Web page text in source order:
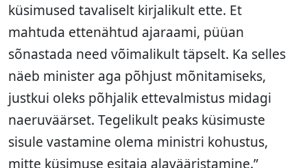
küsimused tavaliselt kirjalikult ette. Et
mahtuda ettenähtud ajaraami, püüan
sõnastada need võimalikult täpselt. Ka selles
näeb minister aga põhjust mõnitamiseks,
justkui oleks põhjalik ettevalmistus midagi
naeruväärset. Tegelikult peaks küsimuste
sisule vastamine olema ministri kohustus,
mitte küsimuse esitaja alavääristamine.”